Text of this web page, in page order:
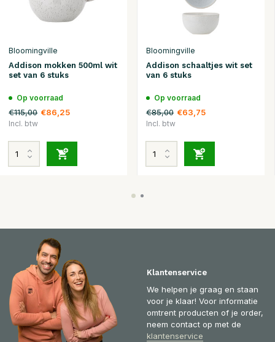
Bloomingville
Addison mokken 500ml wit
set van 6 stuks
Op voorraad
€115,00 €86,25
Incl. btw
Bloomingville
Addison schaaltjes wit set
van 6 stuks
Op voorraad
€85,00 €63,75
Incl. btw
Klantenservice
We helpen je graag en staan
voor je klaar! Voor informatie
omtrent producten of je order,
neem contact op met de
klantenservice